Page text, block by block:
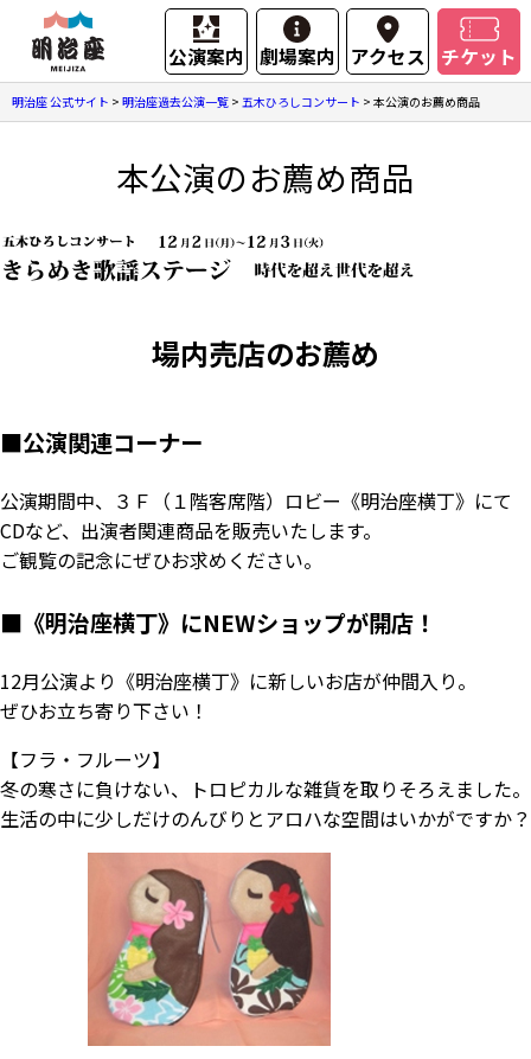
公演案内 劇場案内 アクセス チケット
明治座 公式サイト > 明治座過去公演一覧 > 五木ひろしコンサート > 本公演のお薦め商品
本公演のお薦め商品
場内売店のお薦め
■公演関連コーナー
公演期間中、３Ｆ（１階客席階）ロビー《明治座横丁》にて
CDなど、出演者関連商品を販売いたします。
ご観覧の記念にぜひお求めください。
■ 《明治座横丁》にNEWショップが開店！
12月公演より《明治座横丁》に新しいお店が仲間入り。
ぜひお立ち寄り下さい！
【フラ・フルーツ】
冬の寒さに負けない、トロピカルな雑貨を取りそろえました。
生活の中に少しだけのんびりとアロハな空間はいかがですか？